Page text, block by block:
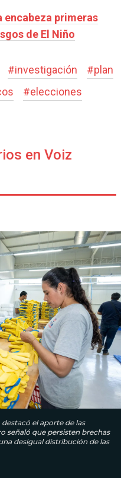
encabeza primeras
de El Niño
#investigación #plan
#elecciones
en Voiz
el aporte de las
señaló que persisten brechas
desigual distribución de las